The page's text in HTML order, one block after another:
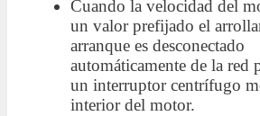
Cuando la velocidad del
un valor prefijado el
arranque es desconectado
automáticamente de la red
un interruptor centrífugo
interior del motor.